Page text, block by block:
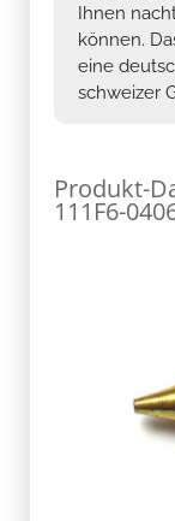
Ihnen
können.
eine
schweizer
Produkt-
111F6-